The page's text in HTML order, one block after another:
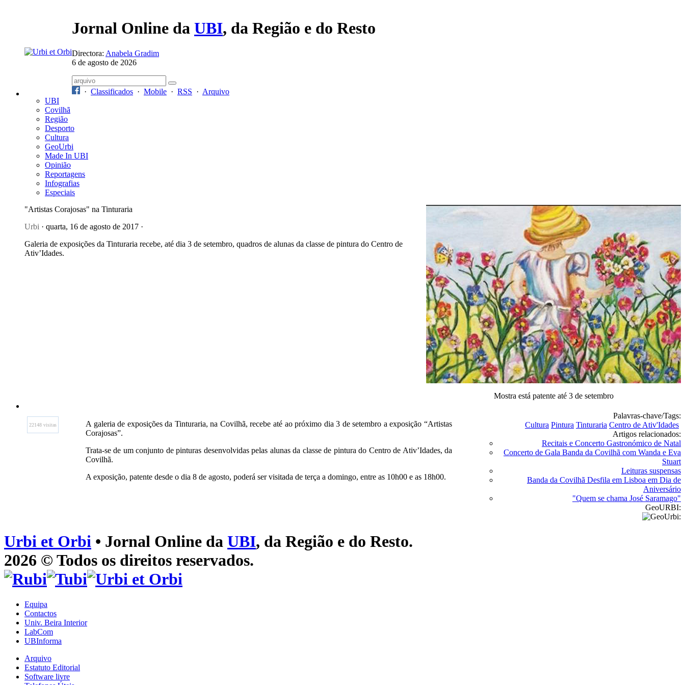
Jornal Online da UBI, da Região e do Resto
Directora: Anabela Gradim
6 de agosto de 2026
· Classificados · Mobile · RSS · Arquivo
UBI
Covilhã
Região
Desporto
Cultura
GeoUrbi
Made In UBI
Opinião
Reportagens
Infografias
Especiais
"Artistas Corajosas" na Tinturaria
Urbi · quarta, 16 de agosto de 2017 ·
Galeria de exposições da Tinturaria recebe, até dia 3 de setembro, quadros de alunas da classe de pintura do Centro de
Ativ’Idades.
Mostra está patente até 3 de setembro
22148 visitas
A galeria de exposições da Tinturaria, na Covilhã, recebe até ao próximo dia 3 de setembro a exposição “Artistas
Corajosas”.
Trata-se de um conjunto de pinturas desenvolvidas pelas alunas da classe de pintura do Centro de Ativ’Idades, da
Covilhã.
A exposição, patente desde o dia 8 de agosto, poderá ser visitada de terça a domingo, entre as 10h00 e as 18h00.
Palavras-chave/Tags:
Cultura Pintura Tinturaria Centro de Ativ'Idades
Artigos relacionados:
Recitais e Concerto Gastronómico de Natal
Concerto de Gala Banda da Covilhã com Wanda e Eva
Stuart
Leituras suspensas
Banda da Covilhã Desfila em Lisboa em Dia de
Aniversário
"Quem se chama José Saramago"
GeoURBI:
Urbi et Orbi • Jornal Online da UBI, da Região e do Resto.
2026 © Todos os direitos reservados.
Equipa
Contactos
Univ. Beira Interior
LabCom
UBInforma
Arquivo
Estatuto Editorial
Software livre